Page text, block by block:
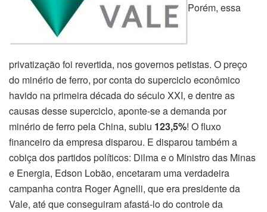
Porém, essa
privatização foi revertida, nos governos petistas. O preço
do minério de ferro, por conta do superciclo econômico
havido na primeira década do século XXI, e dentre as
causas desse superciclo, aponte-se a demanda por
minério de ferro pela China, subiu 123,5%! O fluxo
financeiro da empresa disparou. E disparou também a
cobiça dos partidos políticos: Dilma e o Ministro das Minas
e Energia, Edson Lobão, encetaram uma verdadeira
campanha contra Roger Agnelli, que era presidente da
Vale, até que conseguiram afastá-lo do controle da